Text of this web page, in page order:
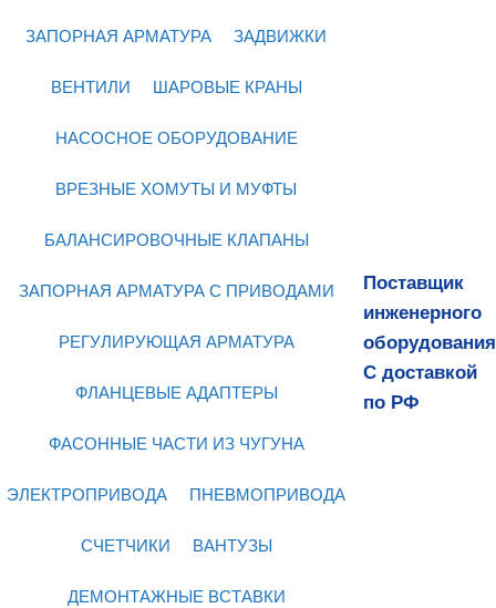
ЗАПОРНАЯ АРМАТУРА ЗАДВИЖКИ
ВЕНТИЛИ ШАРОВЫЕ КРАНЫ
НАСОСНОЕ ОБОРУДОВАНИЕ
ВРЕЗНЫЕ ХОМУТЫ И МУФТЫ
БАЛАНСИРОВОЧНЫЕ КЛАПАНЫ
ЗАПОРНАЯ АРМАТУРА С ПРИВОДАМИ
РЕГУЛИРУЮЩАЯ АРМАТУРА
ФЛАНЦЕВЫЕ АДАПТЕРЫ
ФАСОННЫЕ ЧАСТИ ИЗ ЧУГУНА
ЭЛЕКТРОПРИВОДА ПНЕВМОПРИВОДА
СЧЕТЧИКИ ВАНТУЗЫ
ДЕМОНТАЖНЫЕ ВСТАВКИ
Поставщик
инженерного
оборудования
С доставкой
по РФ